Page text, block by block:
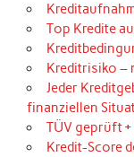
Top Kredite
Kreditrisiko –
Jeder
finanziellen
TÜV geprüft
Kredit-Score